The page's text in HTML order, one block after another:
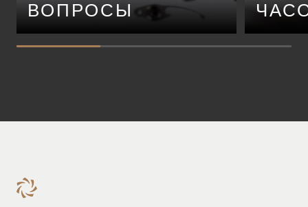
ВОПРОСЫ